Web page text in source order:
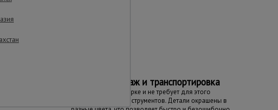
работа
Простой монтаж и транспортировка
Вышка проста в сборке и не требует для этого
дополнительных инструментов. Детали окрашены в